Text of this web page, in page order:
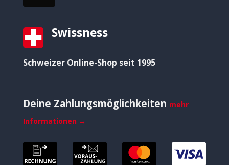
Swissness
Schweizer Online-Shop seit 1995
Deine Zahlungsmöglichkeiten mehr
Informationen →